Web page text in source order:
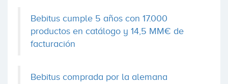
Bebitus cumple 5 años con 17.000
productos en catálogo y 14,5 MM€ de
facturación
Bebitus comprada por la alemana